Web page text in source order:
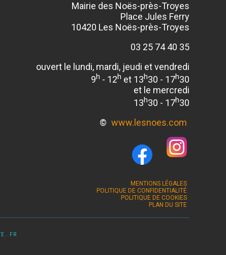
Mairie des Noës-près-Troyes
Place Jules Ferry
10420 Les Noës-près-Troyes
03 25 74 40 35
ouvert le lundi, mardi, jeudi et vendredi
9h - 12h et 13h30 - 17h30
et le mercredi
13h30 - 17h30
© www.lesnoes.com
MENTIONS LÉGALES
POLITIQUE DE CONFIDENTIALITÉ
POLITIQUE DE COOKIES
PLAN DU SITE
. FR